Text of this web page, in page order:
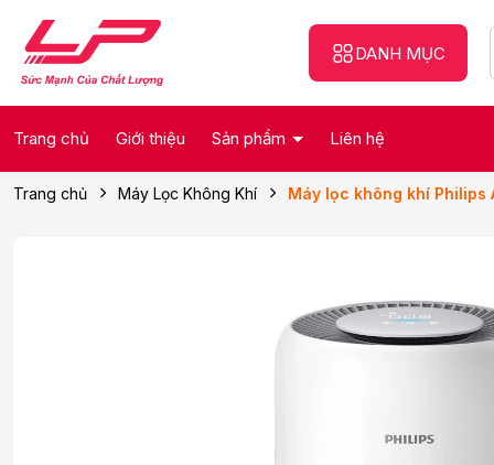
DANH MỤC
Trang chủ Giới thiệu Sản phẩm Liên hệ
Trang chủ Máy Lọc Không Khí Máy lọc không khí Philips